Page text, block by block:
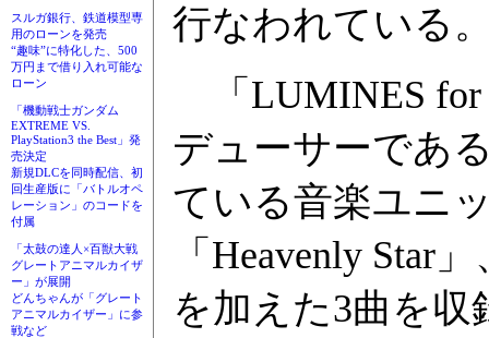
スルガ銀行、鉄道模型専
用のローンを発売
“趣味”に特化した、500
万円まで借り入れ可能な
ローン
「機動戦士ガンダム
EXTREME VS.
PlayStation3 the Best」発
売決定
新規DLCを同時配信、初
回生産版に「バトルオペ
レーション」のコードを
付属
「太鼓の達人×百獣大戦
グレートアニマルカイザ
ー」が展開
どんちゃんが「グレート
アニマルカイザー」に参
戦など
行なわれている
「LUMINES for
デューサーであ
ている音楽ユニ
「Heavenly Star
を加えた3曲を